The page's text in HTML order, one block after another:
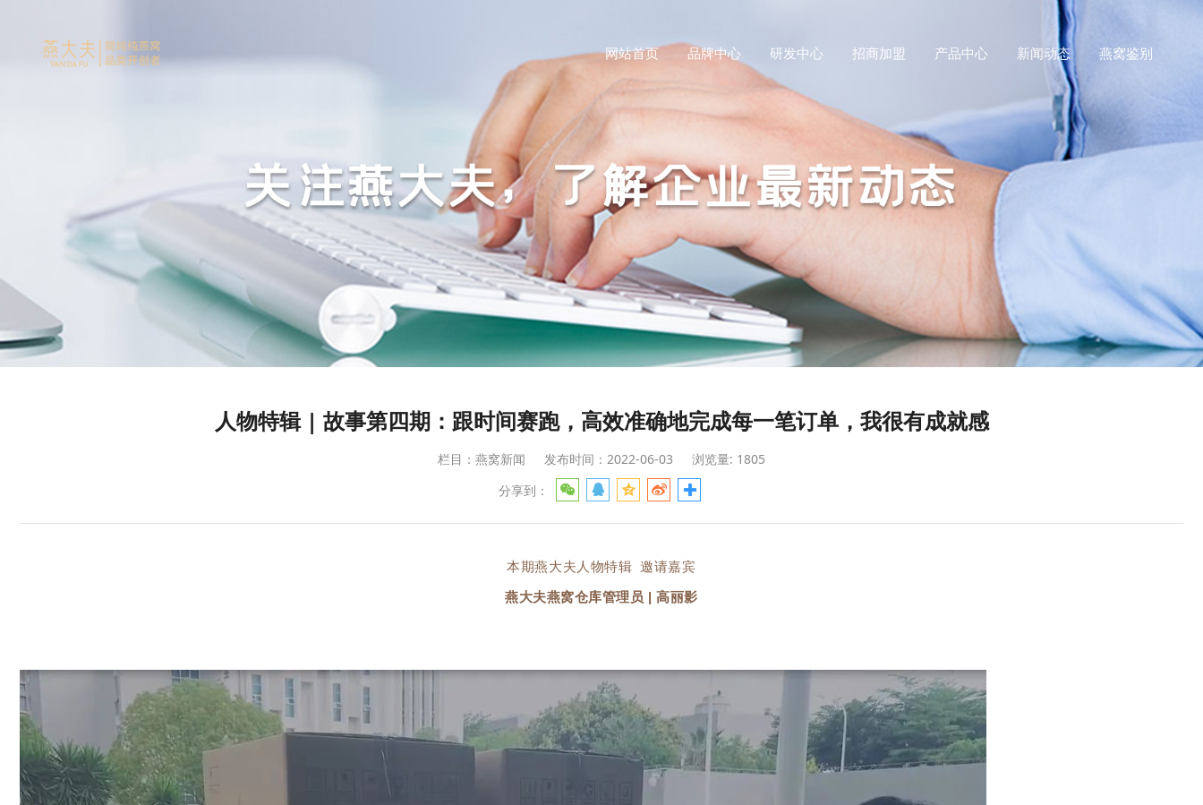
网站首页 品牌中心 研发中心 招商加盟 产品中心 新闻动态 燕窝鉴别
人物特辑 | 故事第四期：跟时间赛跑，高效准确地完成每一笔订单，我很有成就感
栏目：燕窝新闻 发布时间：2022-06-03
浏览量: 1805
分享到：
本期燕大夫人物特辑 邀请嘉宾
燕大夫燕窝仓库管理员 | 高丽影